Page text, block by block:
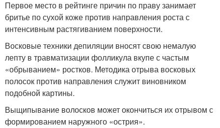
Первое место в рейтинге причин по праву занимает
бритье по сухой коже против направления роста с
интенсивным растягиванием поверхности.
Восковые техники депиляции вносят свою немалую
лепту в травматизации фолликула вкупе с частым
«обрыванием» ростков. Методика отрыва восковых
полосок против направления служит виновником
подобной картины.
Выщипывание волосков может окончиться их отрывом с
формированием наружного «острия».